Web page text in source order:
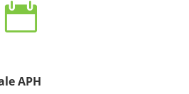

APH